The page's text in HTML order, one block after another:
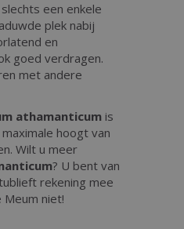
een enkele
plek nabij
en
goed verdragen.
met andere
athamanticum is
hoogt van
Wilt u meer
? U bent van
rekening mee
Meum niet!